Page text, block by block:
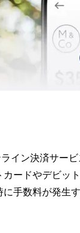
イン決済サー
ードやデビッ
に手数料が発生